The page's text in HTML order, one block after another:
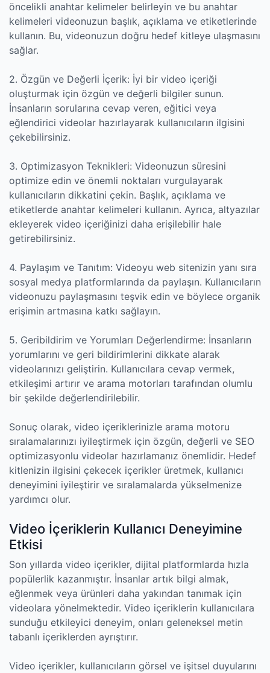
öncelikli anahtar kelimeler belirleyin ve bu anahtar
kelimeleri videonuzun başlık, açıklama ve etiketlerinde
kullanın. Bu, videonuzun doğru hedef kitleye ulaşmasını
sağlar.
2. Özgün ve Değerli İçerik: İyi bir video içeriği
oluşturmak için özgün ve değerli bilgiler sunun.
İnsanların sorularına cevap veren, eğitici veya
eğlendirici videolar hazırlayarak kullanıcıların ilgisini
çekebilirsiniz.
3. Optimizasyon Teknikleri: Videonuzun süresini
optimize edin ve önemli noktaları vurgulayarak
kullanıcıların dikkatini çekin. Başlık, açıklama ve
etiketlerde anahtar kelimeleri kullanın. Ayrıca, altyazılar
ekleyerek video içeriğinizi daha erişilebilir hale
getirebilirsiniz.
4. Paylaşım ve Tanıtım: Videoyu web sitenizin yanı sıra
sosyal medya platformlarında da paylaşın. Kullanıcıların
videonuzu paylaşmasını teşvik edin ve böylece organik
erişimin artmasına katkı sağlayın.
5. Geribildirim ve Yorumları Değerlendirme: İnsanların
yorumlarını ve geri bildirimlerini dikkate alarak
videolarınızı geliştirin. Kullanıcılara cevap vermek,
etkileşimi artırır ve arama motorları tarafından olumlu
bir şekilde değerlendirilebilir.
Sonuç olarak, video içeriklerinizle arama motoru
sıralamalarınızı iyileştirmek için özgün, değerli ve SEO
optimizasyonlu videolar hazırlamanız önemlidir. Hedef
kitlenizin ilgisini çekecek içerikler üretmek, kullanıcı
deneyimini iyileştirir ve sıralamalarda yükselmenize
yardımcı olur.
Video İçeriklerin Kullanıcı Deneyimine
Etkisi
Son yıllarda video içerikler, dijital platformlarda hızla
popülerlik kazanmıştır. İnsanlar artık bilgi almak,
eğlenmek veya ürünleri daha yakından tanımak için
videolara yönelmektedir. Video içeriklerin kullanıcılara
sunduğu etkileyici deneyim, onları geleneksel metin
tabanlı içeriklerden ayrıştırır.
Video içerikler, kullanıcıların görsel ve işitsel duyularını